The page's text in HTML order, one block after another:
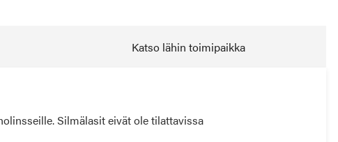
Katso lähin toimipaikka
Silmälasit eivät ole tilattavissa